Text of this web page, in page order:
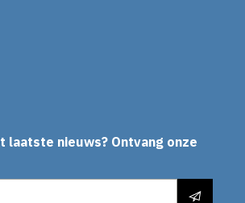
laatste nieuws? Ontvang onze